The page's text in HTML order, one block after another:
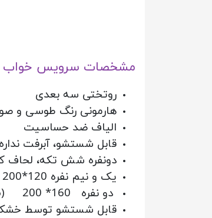
مشخصات سرویس خواب
روتختی سه بعدی
هارمونی رنگ طوسی و
الیاف ضد حساسیت
قابل شستشو، آبرفت
دونفره شش تکه، لحاف
یک و نیم نفره 120*200 ( 4 تیکه )
دو نفره 160* 200 (6 تیکه )
قابل شستشو توسط